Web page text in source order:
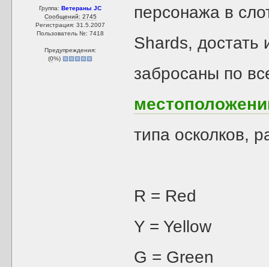
Группа:Ветераны JC
Сообщений: 2745
Регистрация: 31.5.2007
Пользователь №: 7418
Предупреждения:
(0%)
персонажа в
Shards, достать
забросаны по
типа осколков,
R = Red
Y = Yellow
G = Green